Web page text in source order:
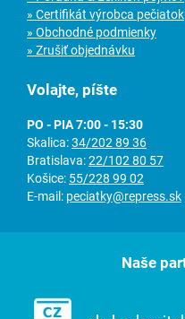
» Certifikát výrobca pečiatok
» Obchodné podmienky
» Zrušiť objednávku
Volajte, píšte
PO - PIA 7:00 - 15:30
Skalica:34/202 89 36
Bratislava:22/102 80 57
Košice: 55/228 99 02
E-mail: peciatky@repress.sk
Naše